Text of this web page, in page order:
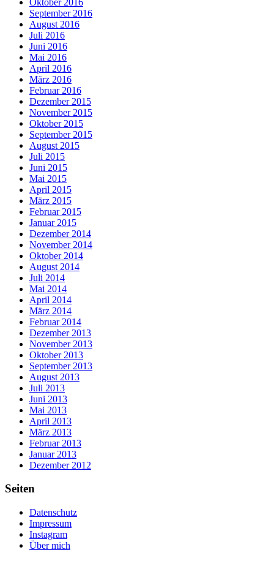
September 2016
August 2016
Juli 2016
Juni 2016
Mai 2016
April 2016
März 2016
Februar 2016
Dezember 2015
November 2015
Oktober 2015
September 2015
August 2015
Juli 2015
Juni 2015
Mai 2015
April 2015
März 2015
Februar 2015
Januar 2015
Dezember 2014
November 2014
Oktober 2014
August 2014
Juli 2014
Mai 2014
April 2014
März 2014
Februar 2014
Dezember 2013
November 2013
Oktober 2013
September 2013
August 2013
Juli 2013
Juni 2013
Mai 2013
April 2013
März 2013
Februar 2013
Januar 2013
Dezember 2012
Seiten
Datenschutz
Impressum
Instagram
Über mich